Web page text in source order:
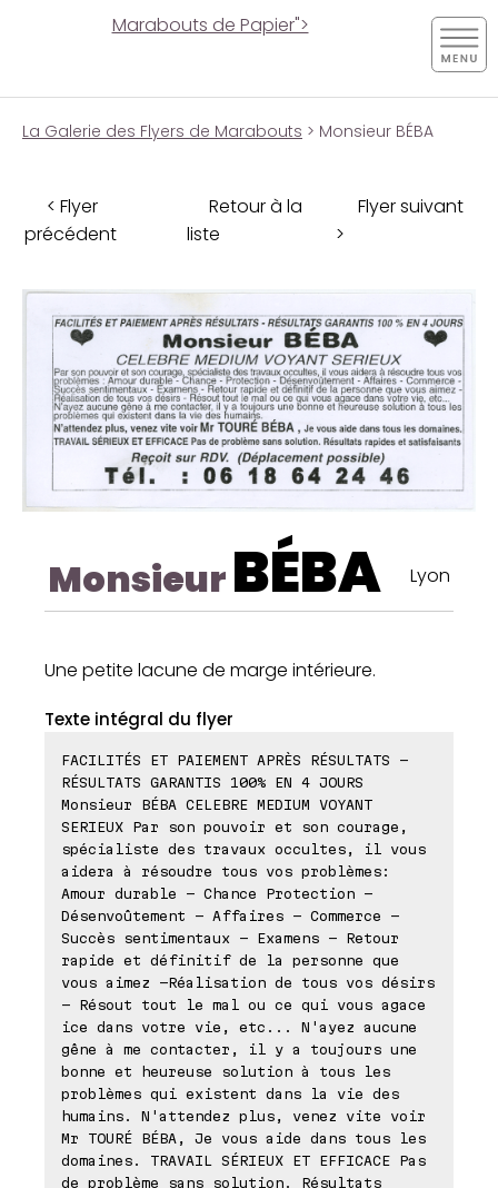
Marabouts de Papier">
La Galerie des Flyers de Marabouts > Monsieur BÉBA
< Flyer
précédent
Retour à la
liste
Flyer suivant
>
MonsieurBÉBA Lyon
Une petite lacune de marge intérieure.
Texte intégral du flyer
FACILITÉS ET PAIEMENT APRÈS RÉSULTATS -
RÉSULTATS GARANTIS 100% EN 4 JOURS
Monsieur BÉBA CELEBRE MEDIUM VOYANT
SERIEUX Par son pouvoir et son courage,
spécialiste des travaux occultes, il vous
aidera à résoudre tous vos problèmes:
Amour durable - Chance Protection -
Désenvoûtement - Affaires - Commerce -
Succès sentimentaux - Examens - Retour
rapide et définitif de la personne que
vous aimez -Réalisation de tous vos désirs
- Résout tout le mal ou ce qui vous agace
ice dans votre vie, etc... N'ayez aucune
gêne à me contacter, il y a toujours une
bonne et heureuse solution à tous les
problèmes qui existent dans la vie des
humains. N'attendez plus, venez vite voir
Mr TOURÉ BÉBA, Je vous aide dans tous les
domaines. TRAVAIL SÉRIEUX ET EFFICACE Pas
de problème sans solution. Résultats